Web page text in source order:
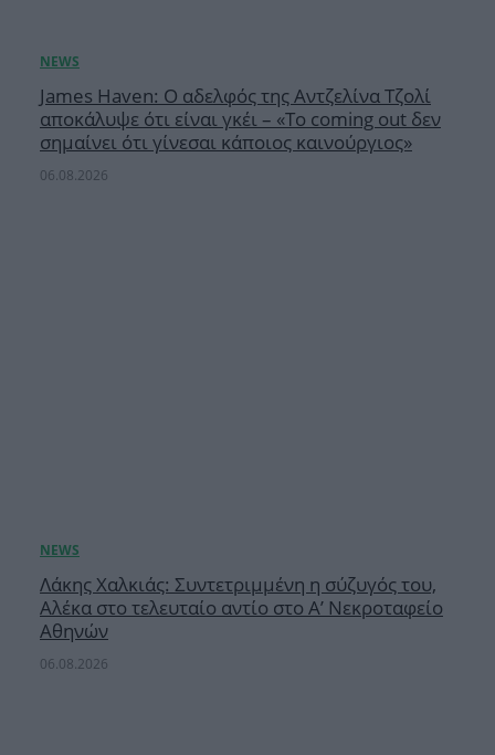
James Haven: Ο αδελφός της Αντζελίνα Τζολί
αποκάλυψε ότι είναι γκέι – «Το coming out δεν
σημαίνει ότι γίνεσαι κάποιος καινούργιος»
06.08.2026
Λάκης Χαλκιάς: Συντετριμμένη η σύζυγός του,
Αλέκα στο τελευταίο αντίο στο Α’ Νεκροταφείο
Αθηνών
06.08.2026